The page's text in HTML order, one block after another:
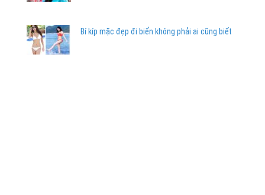
Bí kíp mặc đẹp đi biển không phải ai cũng biết